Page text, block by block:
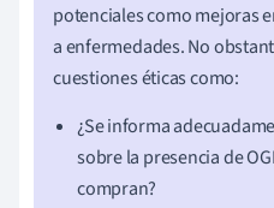
potenciales como mejoras
a enfermedades. No
cuestiones éticas como:
¿Se informa
sobre la presencia de
compran?